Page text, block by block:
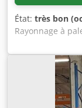
État: très bon
Rayonnage à
Stow Type :
env. 7200 mm
Profondeur des
PLFB 16P
travées : 2
au sol) Type de